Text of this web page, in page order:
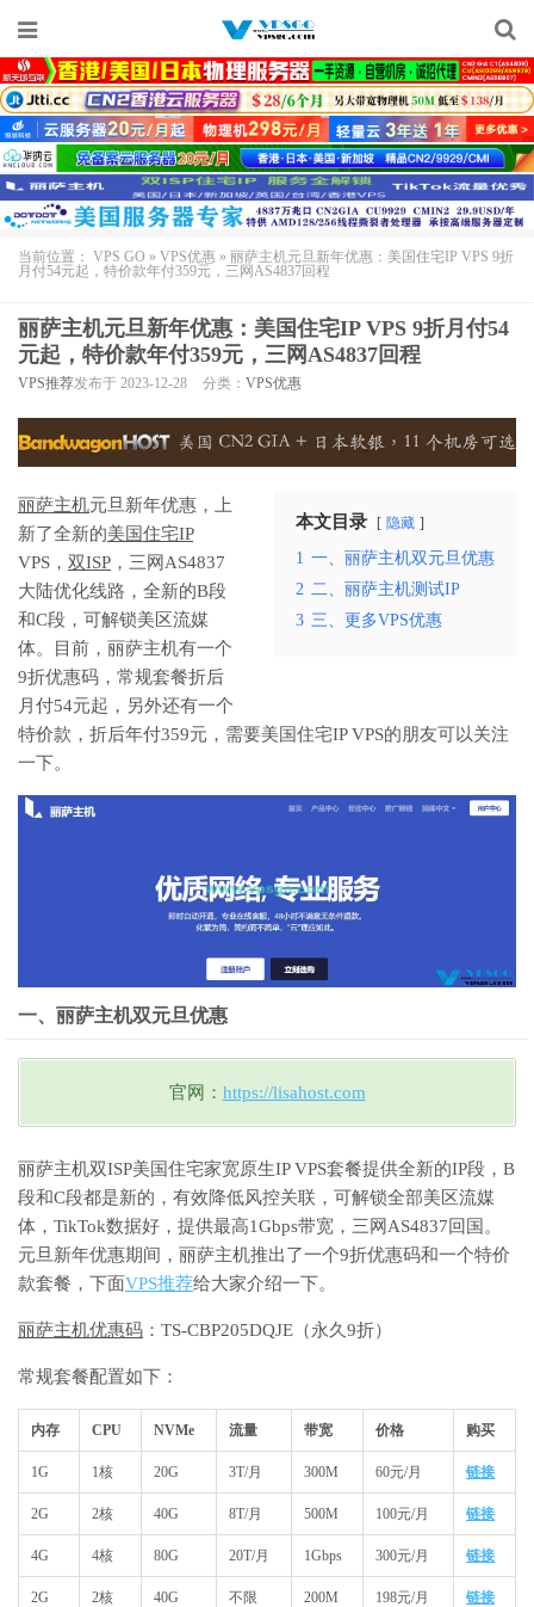
当前位置： VPS GO » VPS优惠 » 丽萨主机元旦新年优惠：美国住宅IP VPS 9折
月付54元起，特价款年付359元，三网AS4837回程
丽萨主机元旦新年优惠：美国住宅IP VPS 9折月付54
元起，特价款年付359元，三网AS4837回程
VPS推荐发布于 2023-12-28 分类： VPS优惠
本文目录 隐藏
1 一、丽萨主机双元旦优惠
2 二、丽萨主机测试IP
3 三、更多VPS优惠
丽萨主机元旦新年优惠，上
新了全新的美国住宅IP
VPS， 双ISP ，三网AS4837
大陆优化线路，全新的B段
和C段，可解锁美区流媒
体。目前，丽萨主机有一个
9折优惠码，常规套餐折后
月付54元起，另外还有一个
特价款，折后年付359元，需要美国住宅IP VPS的朋友可以关注
一下。
一、丽萨主机双元旦优惠
官网： https://lisahost.com
丽萨主机双ISP美国住宅家宽原生IP VPS套餐提供全新的IP段，B
段和C段都是新的，有效降低风控关联，可解锁全部美区流媒
体，TikTok数据好，提供最高1Gbps带宽，三网AS4837回国。
元旦新年优惠期间，丽萨主机推出了一个9折优惠码和一个特价
款套餐，下面VPS推荐给大家介绍一下。
丽萨主机优惠码 ：TS-CBP205DQJE（永久9折）
常规套餐配置如下：
内存 CPU NVMe 流量 带宽 价格 购买
1G 1核 20G 3T/月 300M 60元/月 链接
2G 2核 40G 8T/月 500M 100元/月 链接
4G 4核 80G 20T/月 1Gbps 300元/月 链接
2G 2核 40G 不限 200M 198元/月 链接